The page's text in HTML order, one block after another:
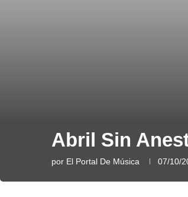
Abril Sin
por El Portal De Música 07/10/